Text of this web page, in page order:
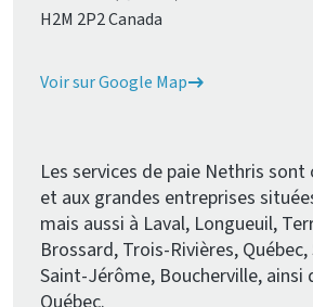
H2M 2P2 Canada
Voir sur Google Map
Les services de paie Nethris
et aux grandes entreprises
mais aussi à Laval, Longueuil,
Brossard, Trois-Rivières,
Saint-Jérôme, Boucherville, ainsi